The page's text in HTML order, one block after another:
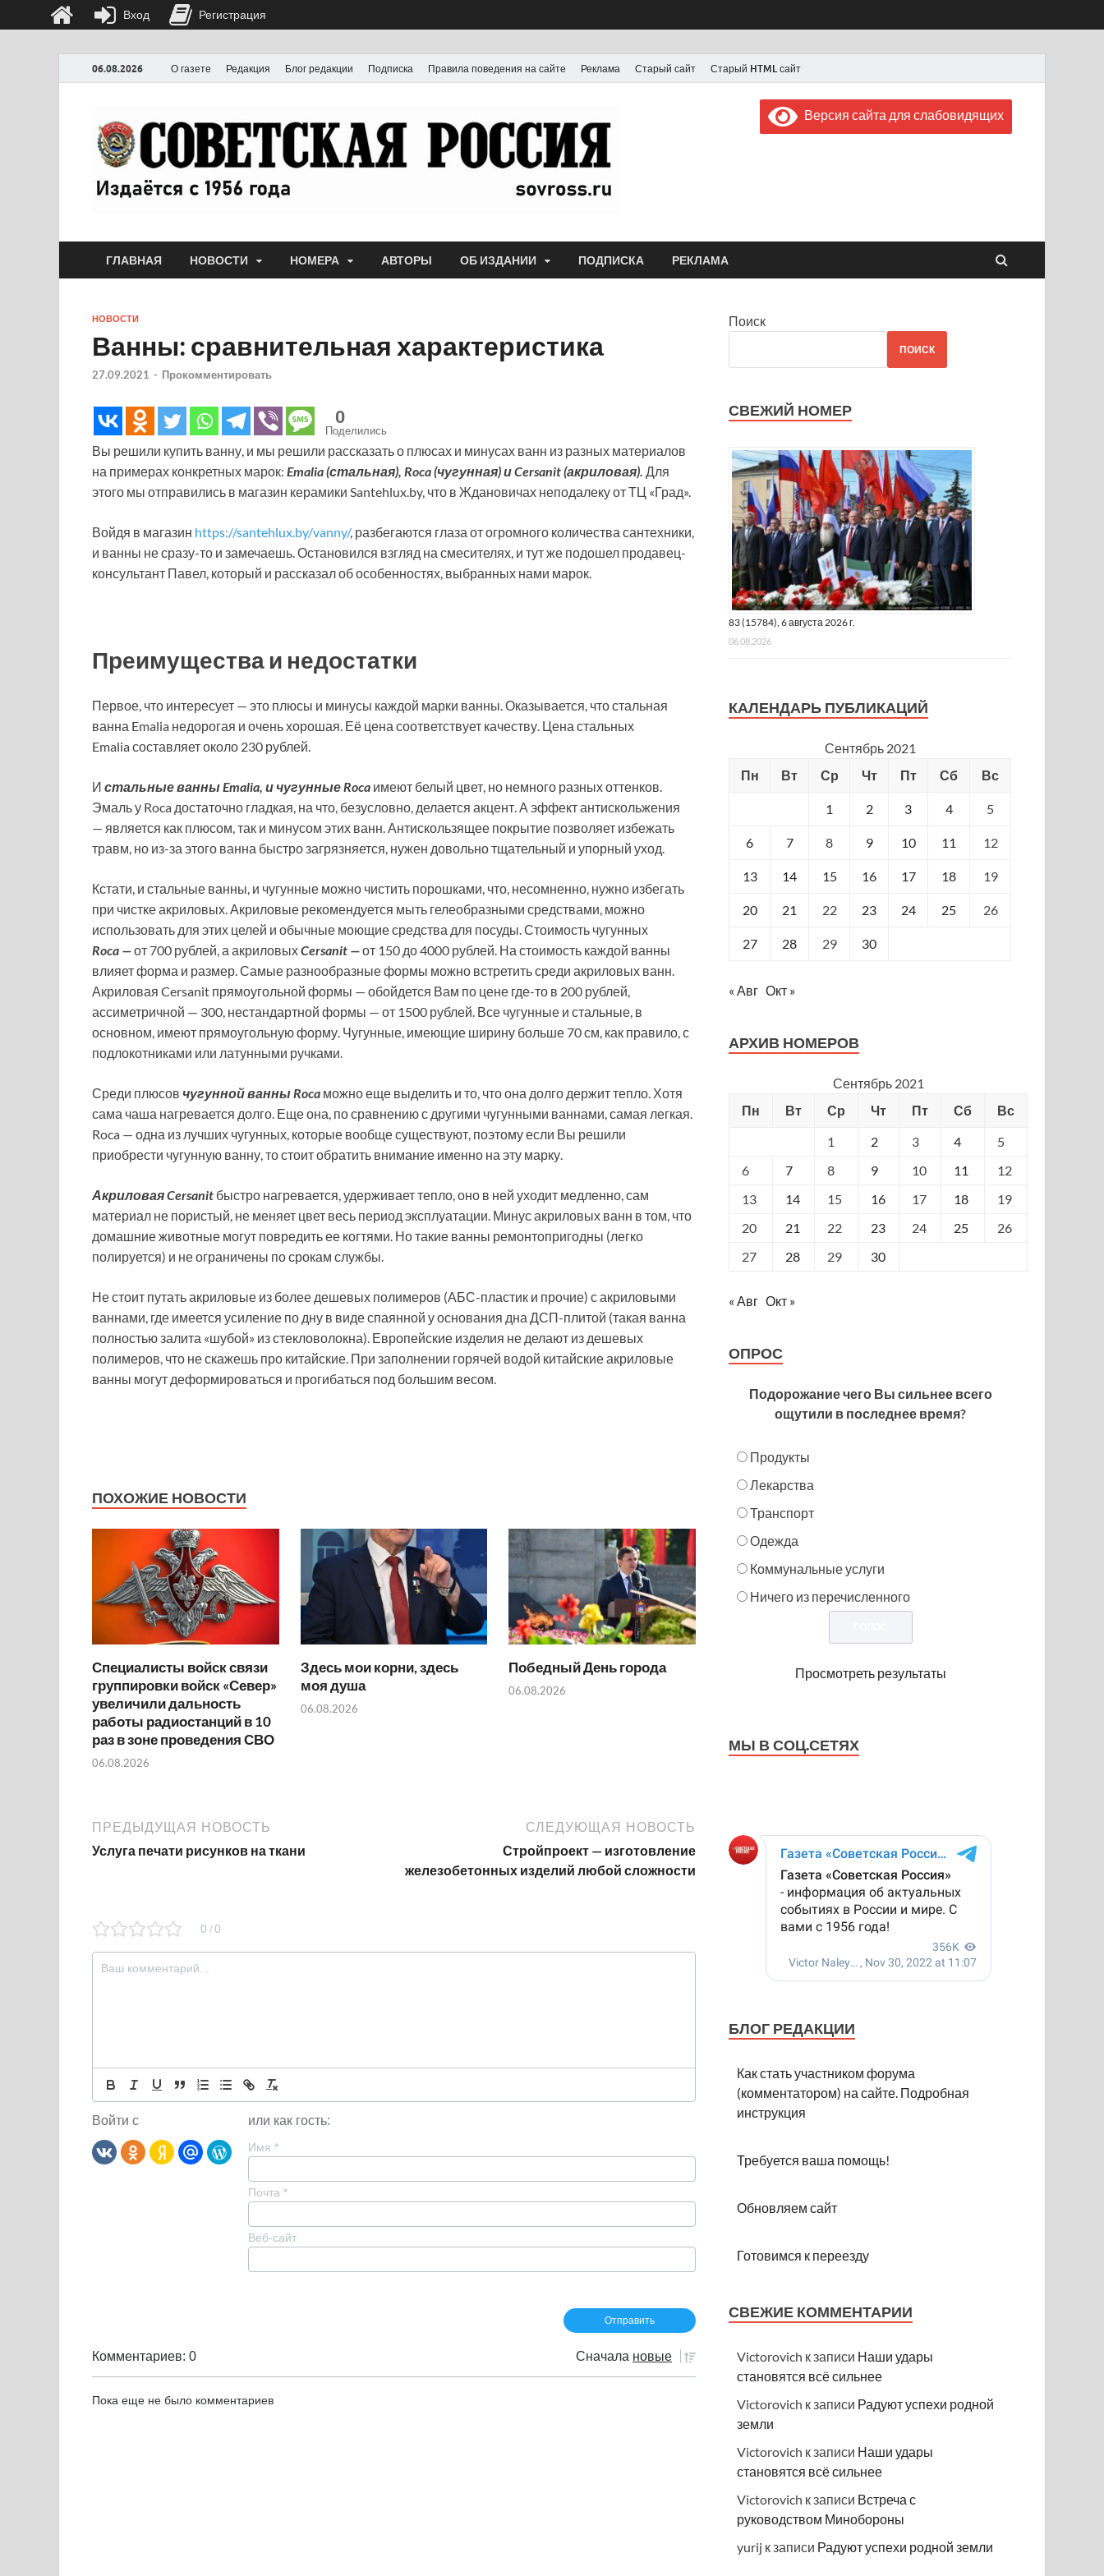
06.08.2026 О газете Редакция Блог редакции Подписка Правила поведения на сайте Реклама Старый сайт Старый HTML сайт
Газета "Советская Россия"
Выпускается с июля 1956 года
Версия сайта для слабовидящих
ГЛАВНАЯ НОВОСТИ НОМЕРА АВТОРЫ ОБ ИЗДАНИИ ПОДПИСКА РЕКЛАМА
НОВОСТИ
Ванны: сравнительная характеристика
27.09.2021 - Прокомментировать
0
Поделились
Вы решили купить ванну, и мы решили рассказать о плюсах и минусах ванн из разных материалов
на примерах конкретных марок: Emalia (стальная), Roca (чугунная) и Cersanit (акриловая). Для
этого мы отправились в магазин керамики Santehlux.by, что в Ждановичах неподалеку от ТЦ «Град».
Войдя в магазин https://santehlux.by/vanny/, разбегаются глаза от огромного количества сантехники,
и ванны не сразу-то и замечаешь. Остановился взгляд на смесителях, и тут же подошел продавец-
консультант Павел, который и рассказал об особенностях, выбранных нами марок.
Преимущества и недостатки
Первое, что интересует — это плюсы и минусы каждой марки ванны. Оказывается, что стальная
ванна Emalia недорогая и очень хорошая. Её цена соответствует качеству. Цена стальных
Emalia составляет около 230 рублей.
И стальные ванны Emalia, и чугунные Roca имеют белый цвет, но немного разных оттенков.
Эмаль у Roca достаточно гладкая, на что, безусловно, делается акцент. А эффект антискольжения
— является как плюсом, так и минусом этих ванн. Антискользящее покрытие позволяет избежать
травм, но из-за этого ванна быстро загрязняется, нужен довольно тщательный и упорный уход.
Кстати, и стальные ванны, и чугунные можно чистить порошками, что, несомненно, нужно избегать
при чистке акриловых. Акриловые рекомендуется мыть гелеобразными средствами, можно
использовать для этих целей и обычные моющие средства для посуды. Стоимость чугунных
Roca —от 700 рублей, а акриловыхCersanit —от 150 до 4000 рублей. На стоимость каждой ванны
влияет форма и размер. Самые разнообразные формы можно встретить среди акриловых ванн.
Акриловая Cersanit прямоугольной формы — обойдется Вам по цене где-то в 200 рублей,
ассиметричной — 300, нестандартной формы — от 1500 рублей. Все чугунные и стальные, в
основном, имеют прямоугольную форму. Чугунные, имеющие ширину больше 70 см, как правило, с
подлокотниками или латунными ручками.
Среди плюсов чугунной ванны Roca можно еще выделить и то, что она долго держит тепло. Хотя
сама чаша нагревается долго. Еще она, по сравнению с другими чугунными ваннами, самая легкая.
Roca — одна из лучших чугунных, которые вообще существуют, поэтому если Вы решили
приобрести чугунную ванну, то стоит обратить внимание именно на эту марку.
Акриловая Cersanit быстро нагревается, удерживает тепло, оно в ней уходит медленно, сам
материал не пористый, не меняет цвет весь период эксплуатации. Минус акриловых ванн в том, что
домашние животные могут повредить ее когтями. Но такие ванны ремонтопригодны (легко
полируется) и не ограничены по срокам службы.
Не стоит путать акриловые из более дешевых полимеров (АБС-пластик и прочие) с акриловыми
ваннами, где имеется усиление по дну в виде спаянной у основания дна ДСП-плитой (такая ванна
полностью залита «шубой» из стекловолокна). Европейские изделия не делают из дешевых
полимеров, что не скажешь про китайские. При заполнении горячей водой китайские акриловые
ванны могут деформироваться и прогибаться под большим весом.
ПОХОЖИЕ НОВОСТИ
Специалисты войск связи
группировки войск «Север»
увеличили дальность
работы радиостанций в 10
раз в зоне проведения СВО
06.08.2026
Здесь мои корни, здесь
моя душа
06.08.2026
Победный День города
06.08.2026
ПРЕДЫДУЩАЯ НОВОСТЬ
Услуга печати рисунков на ткани
СЛЕДУЮЩАЯ НОВОСТЬ
Стройпроект — изготовление
железобетонных изделий любой сложности
0 / 0
Войти с или как гость:
Имя *
Почта *
Веб-сайт
Комментариев: 0 Сначала новые
Пока еще не было комментариев
Поиск
ПОИСК
СВЕЖИЙ НОМЕР
83 (15784), 6 августа 2026 г.
06.08.2026
КАЛЕНДАРЬ ПУБЛИКАЦИЙ
Сентябрь 2021
Пн
Вт Ср Чт Пт Сб Вс
1 2 3 4 5
6 7 8 9 10 11 12
13 14 15 16 17 18 19
20 21 22 23 24 25 26
27 28 29 30
« Авг Окт »
АРХИВ НОМЕРОВ
Сентябрь 2021
Пн
Вт Ср Чт Пт Сб
Вс
1
2 3 4
5
6
7 8 9 10 11
12
13
14 15 16 17 18
19
20
21 22 23 24 25
26
27
28 29 30
« Авг Окт »
ОПРОС
Подорожание чего Вы сильнее всего
ощутили в последнее время?
Продукты
Лекарства
Транспорт
Одежда
Коммунальные услуги
Ничего из перечисленного
Просмотреть результаты
МЫ В СОЦ.СЕТЯХ
БЛОГ РЕДАКЦИИ
Как стать участником форума
(комментатором) на сайте. Подробная
инструкция
Требуется ваша помощь!
Обновляем сайт
Готовимся к переезду
СВЕЖИЕ КОММЕНТАРИИ
Victorovich к записи Наши удары
становятся всё сильнее
Victorovich к записи Радуют успехи родной
земли
Victorovich к записи Наши удары
становятся всё сильнее
Victorovich к записи Встреча с
руководством Минобороны
yurij к записи Радуют успехи родной земли
Вход Регистрация